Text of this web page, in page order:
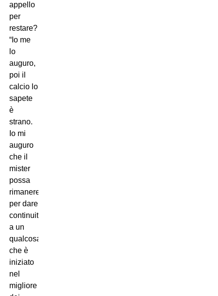
appello
per
restare?
“Io me
lo
auguro,
poi il
calcio lo
sapete
è
strano.
Io mi
auguro
che il
mister
possa
rimanere
per dare
continuità
a un
qualcosa
che è
iniziato
nel
migliore